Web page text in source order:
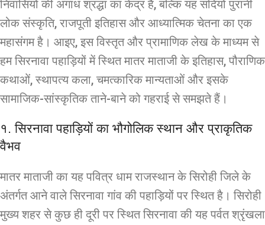
निवासियों की अगाध श्रद्धा का केंद्र है, बल्कि यह सदियों पुरानी
लोक संस्कृति, राजपूती इतिहास और आध्यात्मिक चेतना का एक
महासंगम है। आइए, इस विस्तृत और प्रामाणिक लेख के माध्यम से
हम सिरनावा पहाड़ियों में स्थित मातर माताजी के इतिहास, पौराणिक
कथाओं, स्थापत्य कला, चमत्कारिक मान्यताओं और इसके
सामाजिक-सांस्कृतिक ताने-बाने को गहराई से समझते हैं।
१. सिरनावा पहाड़ियों का भौगोलिक स्थान और प्राकृतिक
वैभव
मातर माताजी का यह पवित्र धाम राजस्थान के सिरोही जिले के
अंतर्गत आने वाले सिरनावा गांव की पहाड़ियों पर स्थित है। सिरोही
मुख्य शहर से कुछ ही दूरी पर स्थित सिरनावा की यह पर्वत श्रृंखला